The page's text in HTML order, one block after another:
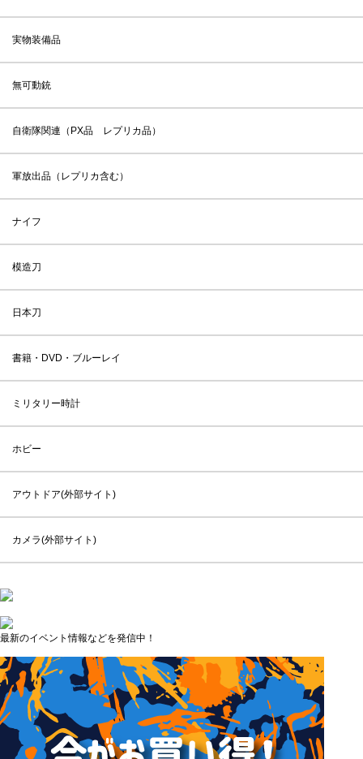
実物装備品
無可動銃
自衛隊関連（PX品 レプリカ品）
軍放出品（レプリカ含む）
ナイフ
模造刀
日本刀
書籍・DVD・ブルーレイ
ミリタリー時計
ホビー
アウトドア(外部サイト)
カメラ(外部サイト)
最新のイベント情報などを発信中！